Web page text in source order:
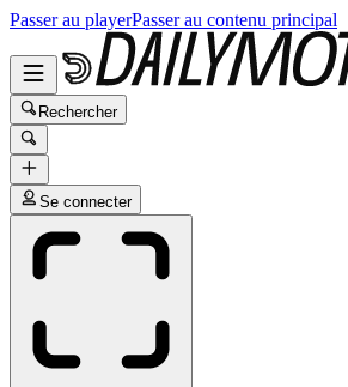
Passer au playerPasser au contenu principal
Rechercher
Se connecter